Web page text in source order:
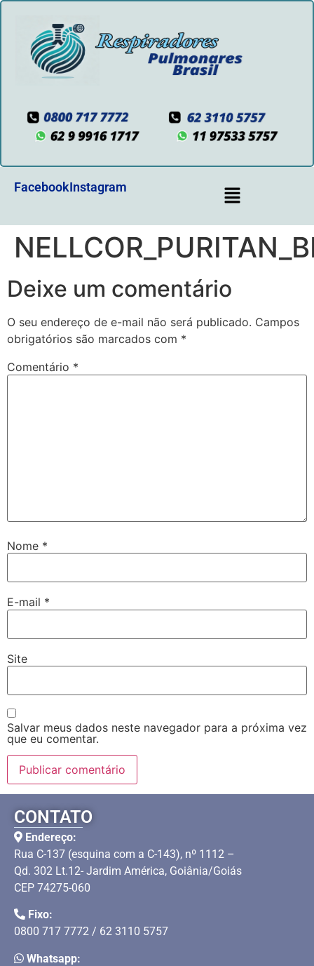
FacebookInstagram
Deixe um comentário
O seu endereço de e-mail não será publicado. Campos
obrigatórios são marcados com *
Comentário *
Nome *
E-mail *
Site
Salvar meus dados neste navegador para a próxima vez
que eu comentar.
CONTATO
Endereço:
Rua C-137 (esquina com a C-143), nº 1112 –
Qd. 302 Lt.12- Jardim América, Goiânia/Goiás
CEP 74275-060
Fixo:
0800 717 7772 / 62 3110 5757
Whatsapp: